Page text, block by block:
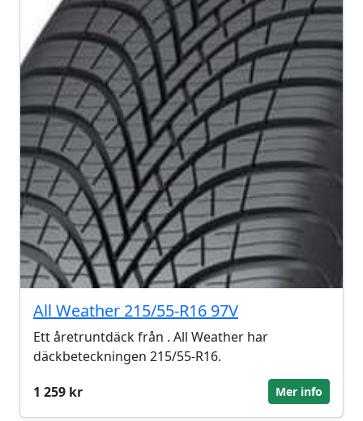
All Weather 215/55-R16 97V
Ett åretruntdäck från . All Weather har
däckbeteckningen 215/55-R16.
1 259 kr
Mer info